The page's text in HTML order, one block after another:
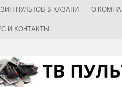
ПУЛЬТОВ В КАЗАНИ О
И КОНТАКТЫ